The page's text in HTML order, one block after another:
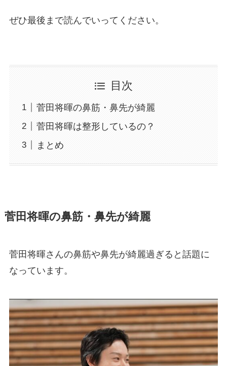
ぜひ最後まで読んでいってください。
目次
菅田将暉の鼻筋・鼻先が綺麗
菅田将暉は整形しているの？
まとめ
菅田将暉の鼻筋・鼻先が綺麗
菅田将暉さんの鼻筋や鼻先が綺麗過ぎると話題に
なっています。